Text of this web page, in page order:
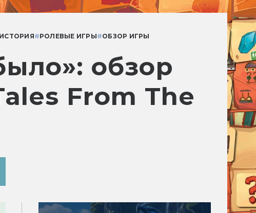
#РОЛЕВЫЕ ИГРЫ#ОБЗОР ИГРЫ
обзор
From The